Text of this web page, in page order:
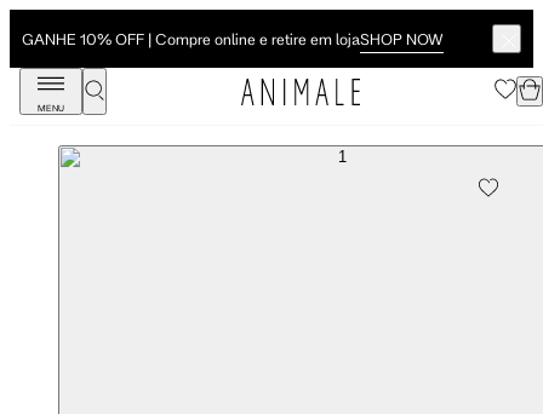
GANHE 10% OFF | Compre online e retire em lojaSHOP NOW
MENU